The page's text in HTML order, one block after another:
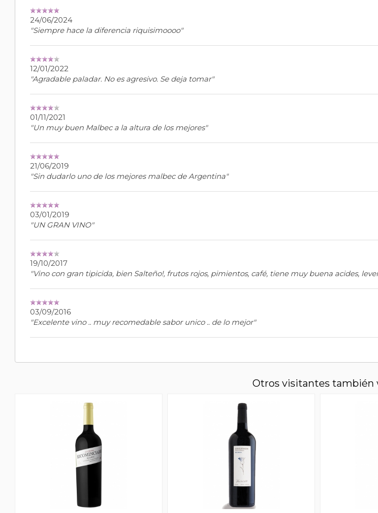
24/06/2024
"Siempre hace la diferencia riquisimoooo"
12/01/2022
"Agradable paladar. No es agresivo. Se deja tomar"
01/11/2021
"Un muy buen Malbec a la altura de los mejores"
21/06/2019
"Sin dudarlo uno de los mejores malbec de Argentina"
03/01/2019
"UN GRAN VINO"
19/10/2017
"Vino con gran tipicida, bien Salteño!, frutos rojos, pimientos, café, tiene muy buena acides,
03/09/2016
"Excelente vino .. muy recomedable sabor unico .. de lo mejor"
Otros visitantes también